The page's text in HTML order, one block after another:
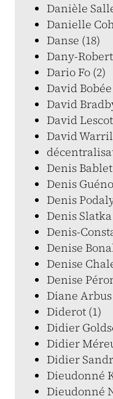
Danièle
Danielle
Danse (18)
Dany-
Dario Fo (2)
David Bobée
David
David
David
Denis Bablet
Denis
Denis
Denis Slatka
Denis-
Denise
Denise
Denise
Diane Arbus
Diderot (1)
Didier
Didier
Didier
Dieudonné
Dieudonné